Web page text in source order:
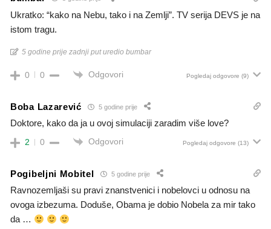
Ukratko: “kako na Nebu, tako i na Zemlji”. TV serija DEVS je na
istom tragu.
5 godine prije zadnji put uredio bumbar
0 0 Odgovori Pogledaj odgovore (9)
Boba Lazarević 5 godine prije
Doktore, kako da ja u ovoj simulaciji zaradim više love?
2 0 Odgovori Pogledaj odgovore (13)
Pogibeljni Mobitel 5 godine prije
Ravnozemljaši su pravi znanstvenici i nobelovci u odnosu na
ovoga izbezuma. Doduše, Obama je dobio Nobela za mir tako
da …